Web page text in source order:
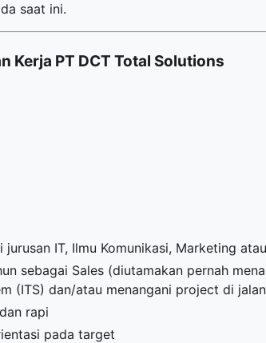
saat ini.
Kerja PT DCT Total Solutions
IT, Ilmu Komunikasi, Marketing
sebagai Sales (diutamakan pernah
(ITS) dan/atau menangani project di
rapi
pada target